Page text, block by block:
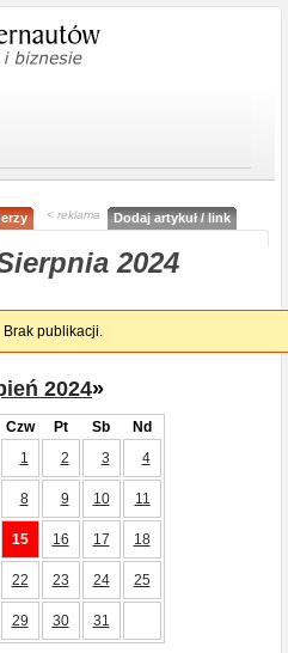
< reklama Dodaj artykuł / link
2024
Brak publikacji.
2024»
Czw Pt Sb
Nd
1
2 3 4
8 9 10 11
15 16 17 18
22 23 24 25
29 30 31